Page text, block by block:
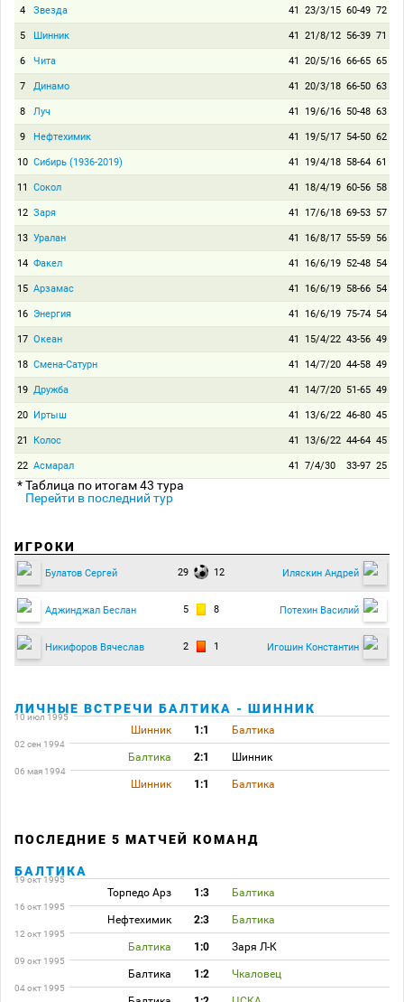
4 Звезда 41 23/3/15 60-49 72
5 Шинник 41 21/8/12 56-39 71
6 Чита 41 20/5/16 66-65 65
7 Динамо 41 20/3/18 66-50 63
8 Луч 41 19/6/16 50-48 63
9 Нефтехимик 41 19/5/17 54-50 62
10 Сибирь (1936-2019) 41 19/4/18 58-64 61
11 Сокол 41 18/4/19 60-56 58
12 Заря 41 17/6/18 69-53 57
13 Уралан 41 16/8/17 55-59 56
14 Факел 41 16/6/19 52-48 54
15 Арзамас 41 16/6/19 58-66 54
16 Энергия 41 16/6/19 75-74 54
17 Океан 41 15/4/22 43-56 49
18 Смена-Сатурн 41 14/7/20 44-58 49
19 Дружба 41 14/7/20 51-65 49
20 Иртыш 41 13/6/22 46-80 45
21 Колос 41 13/6/22 44-64 45
22 Асмарал 41 7/4/30 33-97 25
* Таблица по итогам 43 тура
Перейти в последний тур
ИГРОКИ
Булатов Сергей 29 12 Иляскин Андрей
Аджинджал Беслан 5 8 Потехин Василий
Никифоров Вячеслав 2 1 Игошин Константин
ЛИЧНЫЕ ВСТРЕЧИ БАЛТИКА - ШИННИК
10 июл 1995
Шинник 1:1 Балтика
02 сен 1994
Балтика 2:1 Шинник
06 мая 1994
Шинник 1:1 Балтика
ПОСЛЕДНИЕ 5 МАТЧЕЙ КОМАНД
БАЛТИКА
19 окт 1995
Торпедо Арз 1:3 Балтика
16 окт 1995
Нефтехимик 2:3 Балтика
12 окт 1995
Балтика 1:0 Заря Л-К
09 окт 1995
Балтика 1:2 Чкаловец
04 окт 1995